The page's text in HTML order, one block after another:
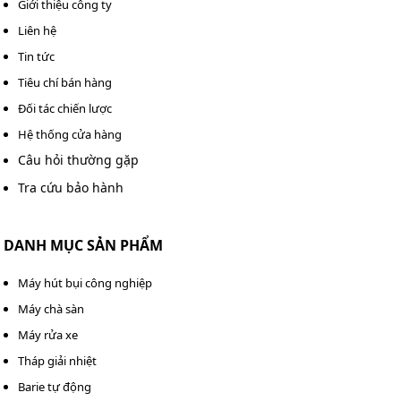
Sự kiện, hội nghị: Giúp đội ngũ kỹ thuật và điều phối
công việc hiệu quả, giúp các bộ phận phối hợp nhịp
nhàng trong công việc.
Giới thiệu công ty
Liên hệ
Tin tức
Tiêu chí bán hàng
Đối tác chiến lược
Hệ thống cửa hàng
Câu hỏi thường gặp
Tra cứu bảo hành
DANH MỤC SẢN PHẨM
Máy hút bụi công nghiệp
Máy chà sàn
Máy rửa xe
Tháp giải nhiệt
Barie tự động